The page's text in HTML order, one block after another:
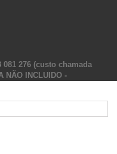
081 276 (custo chamada
NÃO INCLUIDO -